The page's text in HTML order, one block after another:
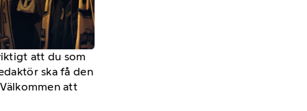
att du som
ska få den
att